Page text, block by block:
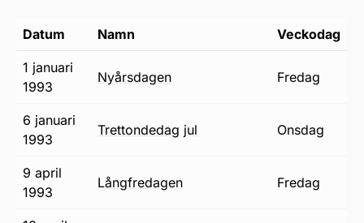
Datum Namn Veckodag
1 januari
1993
nyårsdagen fredag
6 januari
1993
trettondedag jul onsdag
9 april
1993
långfredagen fredag